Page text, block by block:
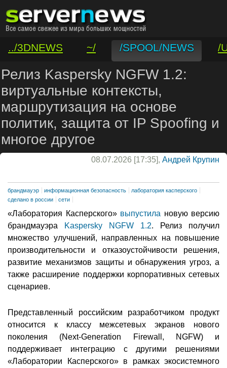
../3DNEWS ~/ /SPOOL/NEWS
/
/VAR/CONTACT
Релиз Kaspersky NGFW 1.2:
виртуальные контексты,
маршрутизация на основе
политик, защита от IP Spoofing и
многое другое
08.07.2026 [17:35], Андрей Крупин
брандмауэр информационная безопасность
лаборатория касперского
сделано в россии
сети
«Лаборатория Касперского» выпустила новую версию
брандмауэра
Kaspersky NGFW 1.2. Релиз получил
множество улучшений, направленных на повышение
производительности и отказоустойчивости решения,
развитие механизмов защиты и обнаружения угроз, а
также расширение поддержки корпоративных сетевых
сценариев.
Представленный российским разработчиком продукт
относится к классу межсетевых экранов нового
поколения (Next-Generation Firewall, NGFW) и
поддерживает интеграцию с другими решениями
«Лаборатории Касперского» в рамках экосистемного